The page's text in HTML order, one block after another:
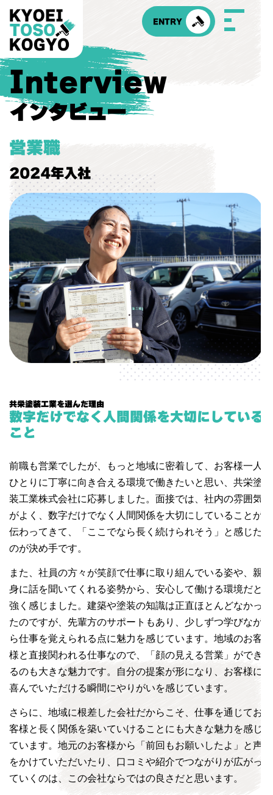
ENTRY
へ
ス
ッ
ホーム 共栄塗装工業について
仕事内容（営業職） 仕事内容（事務職）
社員インタビュー（塗装工）
社員インタビュー（営業職）
社員インタビュー（事務職）
データで見る共栄塗装工業 募集要項
エントリーフォーム
Interview
インタビュー
営業職
2024年入社
共栄塗装工業を選んだ理由
数字だけでなく人間関係を大切にしている
こと
前職も営業でしたが、もっと地域に密着して、お客様一人
ひとりに丁寧に向き合える環境で働きたいと思い、共栄塗
装工業株式会社に応募しました。面接では、社内の雰囲気
がよく、数字だけでなく人間関係を大切にしていることが
伝わってきて、「ここでなら長く続けられそう」と感じた
のが決め手です。
また、社員の方々が笑顔で仕事に取り組んでいる姿や、親
身に話を聞いてくれる姿勢から、安心して働ける環境だと
強く感じました。建築や塗装の知識は正直ほとんどなかっ
たのですが、先輩方のサポートもあり、少しずつ学びなが
ら仕事を覚えられる点に魅力を感じています。地域のお客
様と直接関われる仕事なので、「顔の見える営業」ができ
るのも大きな魅力です。自分の提案が形になり、お客様に
喜んでいただける瞬間にやりがいを感じています。
さらに、地域に根差した会社だからこそ、仕事を通じてお
客様と長く関係を築いていけることにも大きな魅力を感じ
ています。地元のお客様から「前回もお願いしたよ」と声
をかけていただいたり、口コミや紹介でつながりが広がっ
ていくのは、この会社ならではの良さだと思います。